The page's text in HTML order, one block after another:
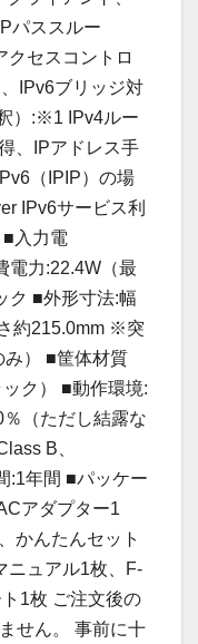
パススルー
クセスコントロ
IPv6ブリッジ対
）:※1 IPv4ルー
、IPアドレス手
（IPIP）の場
IPv6サービス利
入力電
電力:22.4W（最
ク ■外形寸法:幅
約215.0mm ※突
み） ■筐体材質
ック） ■動作環境:
（ただし結露な
B、
:1年間 ■パッケー
アダプター1
かんたんセット
ニュアル1枚、F-
1枚 ご注文後の
せん。 事前に十